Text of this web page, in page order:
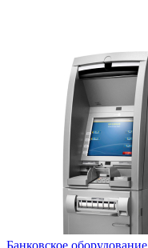
Банковское оборудование